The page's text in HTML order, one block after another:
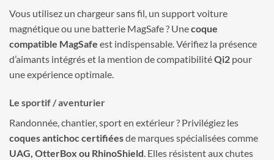
Vous utilisez un chargeur sans fil, un support voiture
magnétique ou une batterie MagSafe ? Unecoque
compatible MagSafe est indispensable. Vérifiez la présence
d’aimants intégrés et la mention de compatibilitéQi2 pour
une expérience optimale.
Le sportif / aventurier
Randonnée, chantier, sport en extérieur ? Privilégiez les
coques antichoc certifiéesde marques spécialisées comme
UAG, OtterBox ou RhinoShield. Elles résistent aux chutes